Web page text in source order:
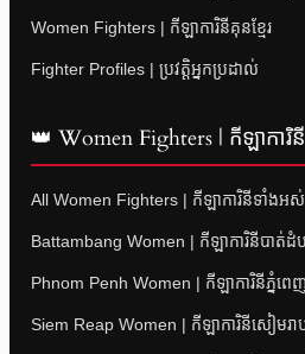
Women Fighters | កីឡាការិនីគុនខ្មែរ
Fighter Profiles | ប្រវត្តិអ្នកប្រដាល់
👑 Women Fighters | កីឡាការិនី
All Women Fighters | កីឡាការិនីទាំងអស់
Battambang Women | កីឡាការិនីបាត់ដំ
Phnom Penh Women | កីឡាការិនីភ្នំពេញ
Siem Reap Women | កីឡាការិនីសៀមរា